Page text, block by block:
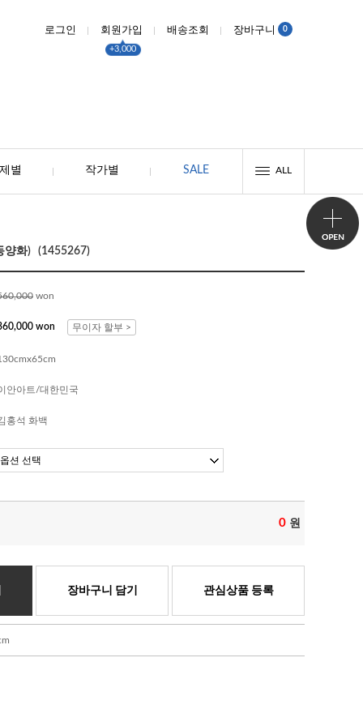
로그인 회원가입
+3,000
배송조회 장바구니 0
별 작가별 SALE ALL
양화) (1455267)
won
won 무이자 할부 >
안아트/대한민국
홍석 화백
0 원
장바구니 담기 관심상품 등록